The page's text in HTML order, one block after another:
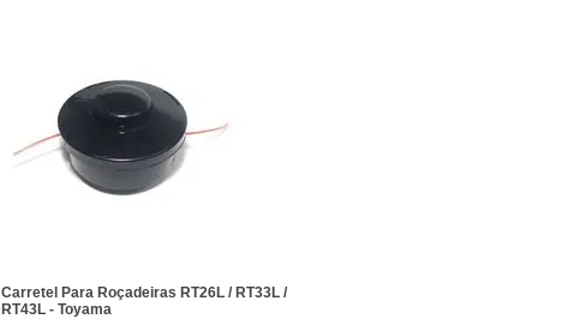
Carretel Para Roçadeiras RT26L / RT33L /
RT43L - Toyama